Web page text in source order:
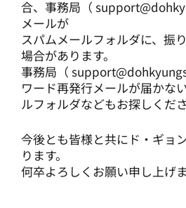
合、事務局（
メールが
スパムメールフォルダに、振
場合があります。
事務局（
ワード再発行メールが届かな
ルフォルダなどもお探しくださ
今後とも皆様と共にド・ギョ
ります。
何卒よろしくお願い申し上げま